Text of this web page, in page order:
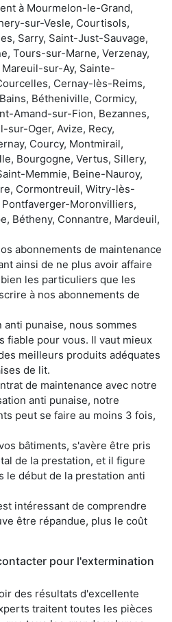
à Mourmelon-le-Grand,
sur-Vesle, Courtisols,
Sarry, Saint-Just-Sauvage,
Tours-sur-Marne, Verzenay,
sur-Ay, Sainte-
Cernay-lès-Reims,
Bétheniville, Cormicy,
Amand-sur-Fion, Bezannes,
Oger, Avize, Recy,
Courcy, Montmirail,
Bourgogne, Vertus, Sillery,
Memmie, Beine-Nauroy,
Cormontreuil, Witry-lès-
Moronvilliers,
Bétheny, Connantre, Mardeuil,
abonnements de maintenance
ainsi de ne plus avoir affaire
les particuliers que les
à nos abonnements de
punaise, nous sommes
fiable pour vous. Il vaut mieux
meilleurs produits adéquates
de lit.
de maintenance avec notre
anti punaise, notre
peut se faire au moins 3 fois,
bâtiments, s'avère être pris
de la prestation, et il figure
le début de la prestation anti
intéressant de comprendre
être répandue, plus le coût
pour l'extermination
des résultats d'excellente
traitent toutes les pièces